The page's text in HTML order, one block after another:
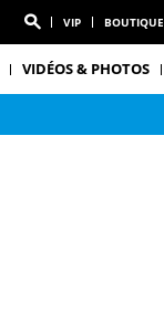
VIP BOUTIQUE
VIDÉOS & PHOTOS